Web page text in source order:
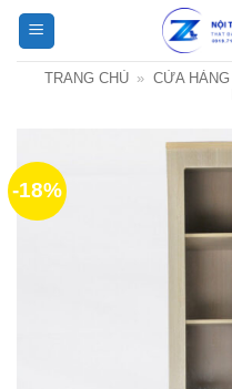
Bỏ
qua
nội
TRANG CHỦ » CỬA HÀNG
-18%